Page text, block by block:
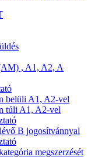
, A1, A2, A
belüli A1, A2-vel
túli A1, A2-vel
B jogosítvánnyal
megszerzését